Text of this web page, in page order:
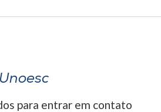
para entrar em contato